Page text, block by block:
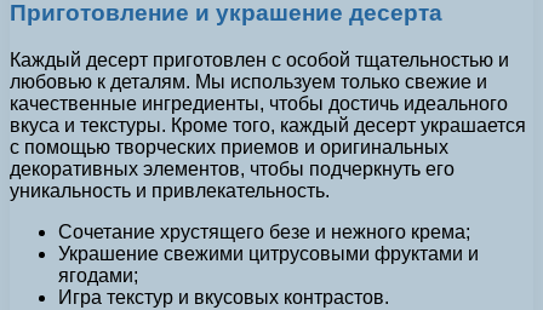
Приготовление и украшение десерта
Каждый десерт приготовлен с особой тщательностью и
любовью к деталям. Мы используем только свежие и
качественные ингредиенты, чтобы достичь идеального
вкуса и текстуры. Кроме того, каждый десерт украшается
с помощью творческих приемов и оригинальных
декоративных элементов, чтобы подчеркнуть его
уникальность и привлекательность.
Сочетание хрустящего безе и нежного крема;
Украшение свежими цитрусовыми фруктами и
ягодами;
Игра текстур и вкусовых контрастов.